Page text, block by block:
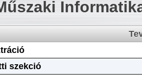
szekció